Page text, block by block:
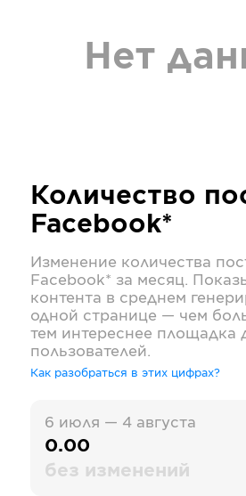
Нет
Количество
Facebook*
Изменение количества
Facebook* за месяц.
контента в среднем
одной странице — чем
тем интереснее площадка
пользователей.
Как разобраться в этих цифрах?
6 июля — 4 августа
0.00
без изменений